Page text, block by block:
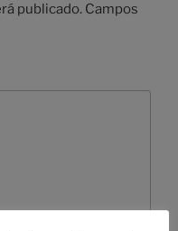
publicado. Campos